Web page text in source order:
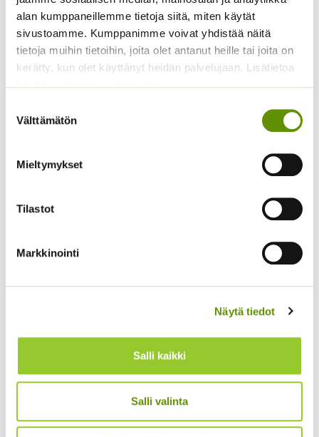
alan kumppaneillemme tietoja siitä, miten käytät
sivustoamme. Kumppanimme voivat yhdistää näitä
tietoja muihin tietoihin, joita olet antanut heille tai joita on
kerätty, kun olet käyttänyt heidän palvelujaan. Lisätietoa
käyttämistämme evästeistä
valinta
Välttämätön
Mieltymykset
Tilastot
Markkinointi
Näytä tiedot
Salli kaikki
Salli valinta
Tutustu myös
Kiinanasteri Benary’s
s.
Kääpiöauringonkukka
Sisältää arvonlisäveron